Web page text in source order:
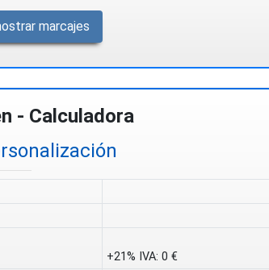
marcajes
- Calculadora
+21% IVA: 0 €